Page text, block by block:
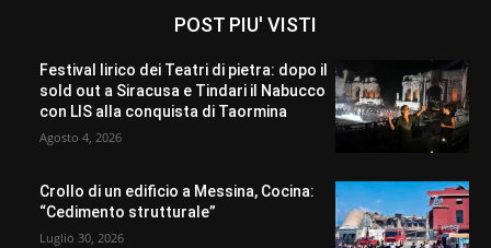
POST PIU' VISTI
Festival lirico dei Teatri di pietra: dopo il
sold out a Siracusa e Tindari il Nabucco
con LIS alla conquista di Taormina
Agosto 4, 2026
Crollo di un edificio a Messina, Cocina:
“Cedimento strutturale”
Luglio 30, 2026